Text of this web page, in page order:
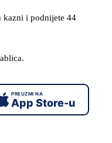
kazni i podnijete 44
PREUZMI NA
App Store-u